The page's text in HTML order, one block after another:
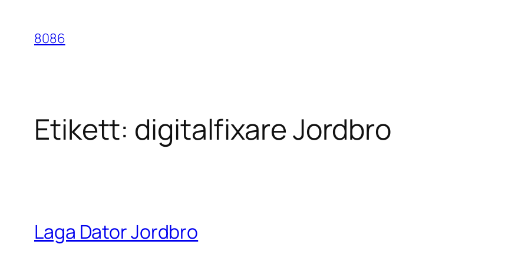
innehåll
8086
Etikett: digitalfixare Jordbro
Laga Dator Jordbro